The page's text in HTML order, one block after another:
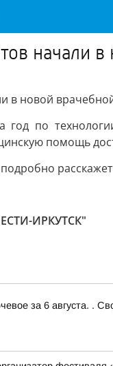
начали
в новой
год по
помощь
ИРКУТСК"
за 6 августа. .